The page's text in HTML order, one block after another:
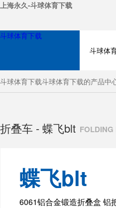
上海永久-斗球体育下载
斗球体育下载
斗球体
斗球体育下载斗球体育下载的产品中
BICYCLE
折叠车 - 蝶飞blt
蝶飞blt
6061铝合金锻造折叠盒 铝